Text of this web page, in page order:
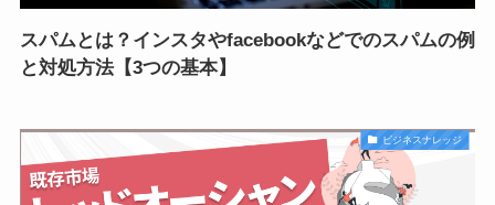
スパムとは？インスタやfacebookなどでのスパムの例
と対処方法【3つの基本】
ビジネスナレッジ